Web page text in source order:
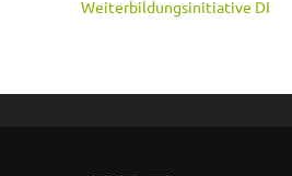
Weiterbildungsinitiative DI